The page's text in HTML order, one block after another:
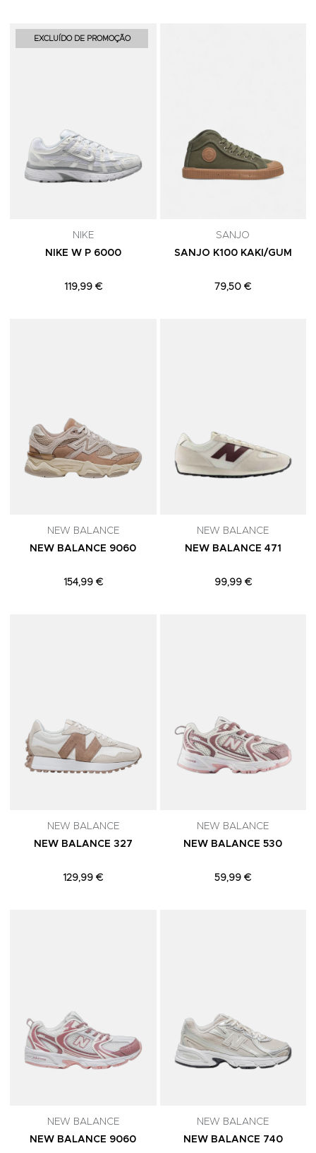
EXCLUÍDO DE PROMOÇÃO
NIKE
NIKE W P 6000
119,99 €
SANJO
SANJO K100 KAKI/GUM
79,50 €
NEW BALANCE
NEW BALANCE 9060
154,99 €
NEW BALANCE
NEW BALANCE 471
99,99 €
NEW BALANCE
NEW BALANCE 327
129,99 €
NEW BALANCE
NEW BALANCE 530
59,99 €
NEW BALANCE
NEW BALANCE 9060
NEW BALANCE
NEW BALANCE 740